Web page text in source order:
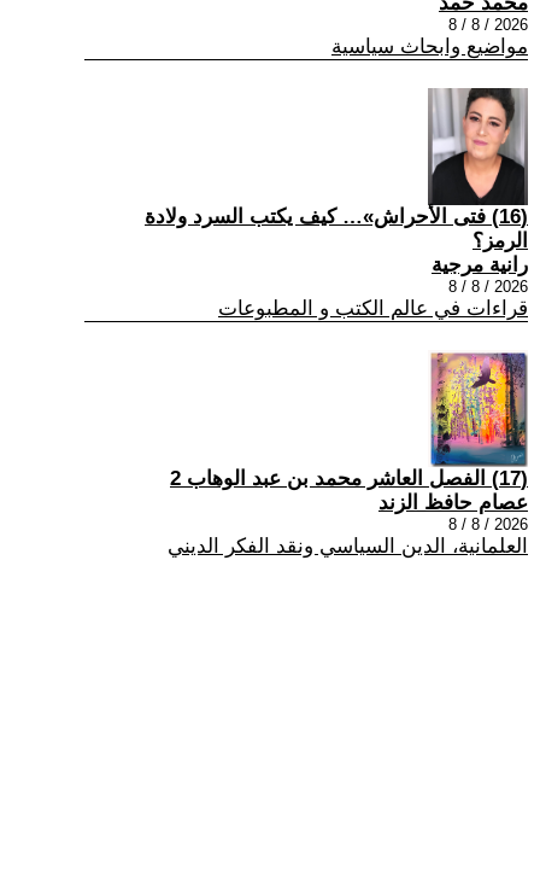
2026 / 8 / 8
مواضيع وابحاث سياسية
(16) فتى الأحراش»… كيف يكتب السرد ولادة
الرمز؟
رانية مرجية
2026 / 8 / 8
قراءات في عالم الكتب و المطبوعات
(17) الفصل العاشر محمد بن عبد الوهاب 2
عصام حافظ الزند
2026 / 8 / 8
العلمانية، الدين السياسي ونقد الفكر الديني